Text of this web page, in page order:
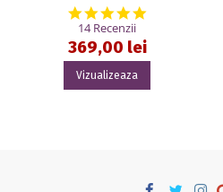
4.9 star rating
14 Recenzii
369,00 lei
Vizualizeaza